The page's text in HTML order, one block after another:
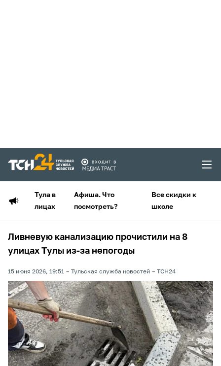
Тула в
лицах
Афиша. Что
посмотреть?
Все скидки к
школе
Ливневую канализацию прочистили на 8
улицах Тулы из-за непогоды
15 июня 2026, 19:51 Тульская служба новостей ТСН24